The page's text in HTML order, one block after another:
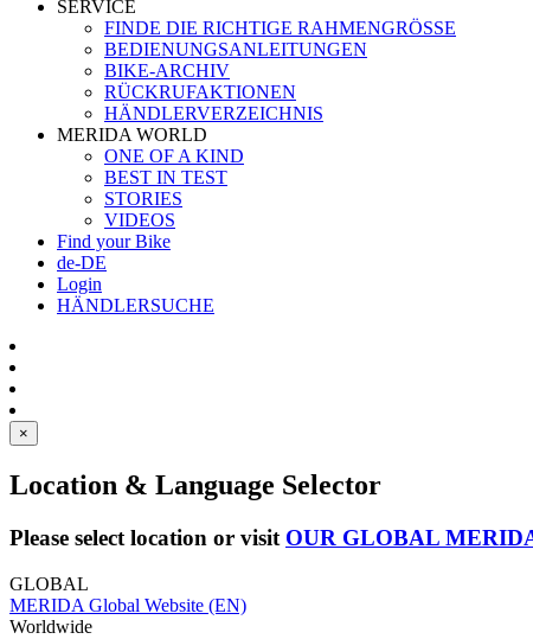
SERVICE
FINDE DIE RICHTIGE RAHMENGRÖSSE
BEDIENUNGSANLEITUNGEN
BIKE-ARCHIV
RÜCKRUFAKTIONEN
HÄNDLERVERZEICHNIS
MERIDA WORLD
ONE OF A KIND
BEST IN TEST
STORIES
VIDEOS
Find your Bike
de-DE
Login
HÄNDLERSUCHE
×
Location & Language Selector
Please select location or visit OUR GLOBAL
GLOBAL
MERIDA Global Website (EN)
Worldwide